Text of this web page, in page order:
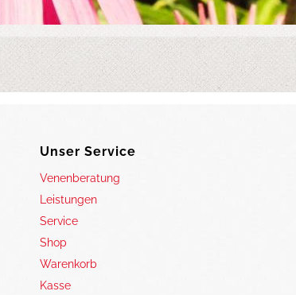
Unser Service
Venenberatung
Leistungen
Service
Shop
Warenkorb
Kasse